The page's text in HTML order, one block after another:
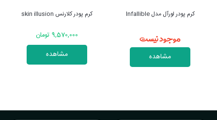
کرم پودر کلارنس skin illusion
9,570,000 تومان
مشاهده
رنگ CHAI 210B
موجود نیست
مشاهده